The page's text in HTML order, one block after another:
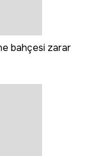
bahçesi zarar